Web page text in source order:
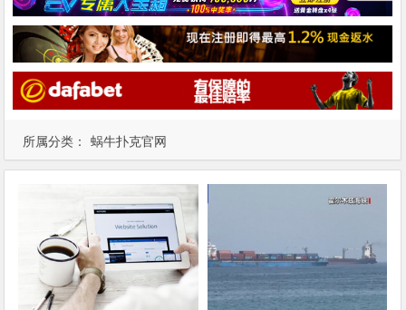
所属分类： 蜗牛扑克官网